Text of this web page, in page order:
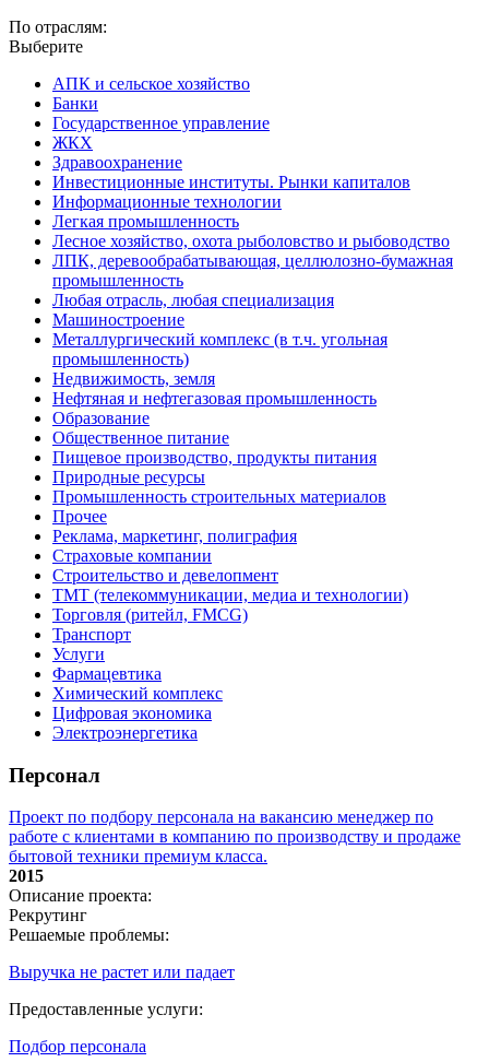
По отраслям:
Выберите
АПК и сельское хозяйство
Банки
Государственное управление
ЖКХ
Здравоохранение
Инвестиционные институты. Рынки капиталов
Информационные технологии
Легкая промышленность
Лесное хозяйство, охота рыболовство и рыбоводство
ЛПК, деревообрабатывающая, целлюлозно-бумажная
промышленность
Любая отрасль, любая специализация
Машиностроение
Металлургический комплекс (в т.ч. угольная
промышленность)
Недвижимость, земля
Нефтяная и нефтегазовая промышленность
Образование
Общественное питание
Пищевое производство, продукты питания
Природные ресурсы
Промышленность строительных материалов
Прочее
Реклама, маркетинг, полиграфия
Страховые компании
Строительство и девелопмент
ТМТ (телекоммуникации, медиа и технологии)
Торговля (ритейл, FMCG)
Транспорт
Услуги
Фармацевтика
Химический комплекс
Цифровая экономика
Электроэнергетика
Персонал
Проект по подбору персонала на вакансию менеджер по
работе с клиентами в компанию по производству и продаже
бытовой техники премиум класса.
2015
Описание проекта:
Рекрутинг
Решаемые проблемы:
Выручка не растет или падает
Предоставленные услуги:
Подбор персонала